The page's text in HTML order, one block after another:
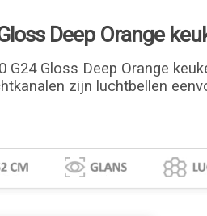
Deep Orange
G24 Gloss Deep Orange
zijn luchtbellen